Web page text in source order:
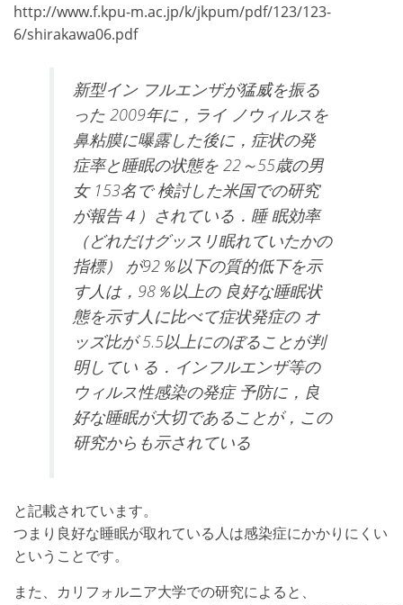
http://www.f.kpu-m.ac.jp/k/jkpum/pdf/123/123-
6/shirakawa06.pdf
新型イン フルエンザが猛威を振る
った 2009年に，ライ ノウィルスを
鼻粘膜に曝露した後に，症状の発
症率と睡眠の状態を 22 ～55歳の男
女153名で 検討した米国での研究
が報告４）されている．睡 眠効率
（どれだけグッスリ眠れていたかの
指標） が92 ％以下の質的低下を示
す人は， 98 ％以上の 良好な睡眠状
態を示す人に比べて症状発症の オ
ッズ比が5.5以上にのぼることが判
明してい る．インフルエンザ等の
ウィルス性感染の発症 予防に，良
好な睡眠が大切であることが，この
研究からも示されている
と記載されています。
つまり良好な睡眠が取れている人は感染症にかかりにくい
ということです。
また、カリフォルニア大学での研究によると、